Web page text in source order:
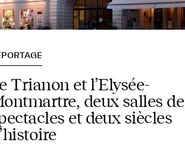
Trianon et l’Elysée-
deux salles de
et deux siècles